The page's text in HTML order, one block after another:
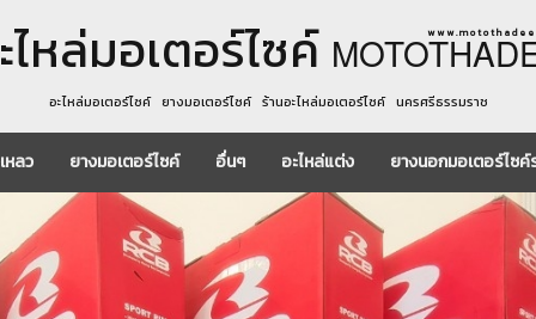
ไหล่มอเตอร์ไซค์ w w w . m o t o t h a d e e
อะไหล่มอเตอร์ไซค์ ยางมอเตอร์ไซค์ ร้านอะไหล่มอเตอร์ไซค์ นครศรีธรรมราช
หลว ยางมอเตอร์ไซค์ อื่นๆ อะไหล่แต่ง ยางนอกมอเตอร์ไซ